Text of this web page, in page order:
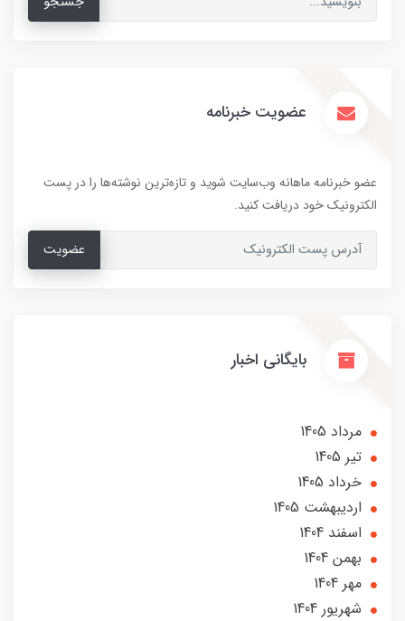
عضویت خبرنامه
عضو خبرنامه ماهانه وب‌سایت شوید و تازه‌ترین نوشته‌ها را در پست
الکترونیک خود دریافت کنید.
عضویت
بایگانی اخبار
مرداد 1405
تير 1405
خرداد 1405
ارديبهشت 1405
اسفند 1404
بهمن 1404
مهر 1404
شهریور 1404